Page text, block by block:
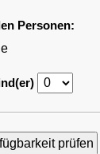
Personen: